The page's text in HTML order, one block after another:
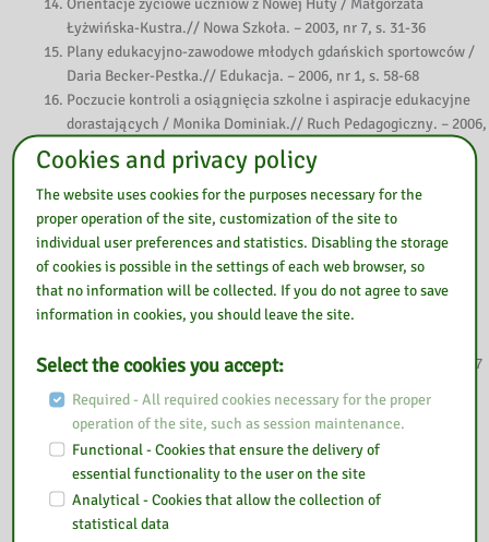
Łyżwińska-Kustra.// Nowa Szkoła. – 2003, nr 7, s. 31-36
Plany edukacyjno-zawodowe młodych gdańskich sportowców /
Daria Becker-Pestka.// Edukacja. – 2006, nr 1, s. 58-68
Poczucie kontroli a osiągnięcia szkolne i aspiracje edukacyjne
dorastających / Monika Dominiak.// Ruch Pedagogiczny. – 2006,
nr 5/6, s. 81-91
Poglądy i aspiracje życiowe uczniów / Mikołaj Jalinik.//
Edukacja i Dialog. – 1994, nr 6, s. 34-37
Promocja osiągnięć uczniów i absolwentów szkoły / Magdalena
Kreczko.// Dyrektor Szkoły. – 2007, nr 3, s. 51
Przemiany aspiracji edukacyjnych młodzieży (1945-2004)
/Małgorzata Bogaj. // Edukacja. – 2005, nr 3, s. 38-45
Realizacja przez dyrektora szkoły wymagania 3.2. w praktyce.
Lewandowski.// Doradca Dyrektora Szkoły. – 2012, nr 1, s. 44-47
intelektualną w stopniu lekkim po ukończeniu nauki w szkole
zawodowej / Michał J. Gacek, Jolanta Nycz.//
Niepełnosprawność i Rehabilitacja. – 2014, nr 2. s. 95-106
Szkolna edukacja zawodowa w aspekcie zatrudnienia / Urszula
Jeruszka.// Studia Pedagogiczne. – 2012, T. 65, s. 217-233
Toruńscy maturzyści w sytuacji koniecznego wyboru – plany
Cookies and privacy policy
The website uses cookies for the purposes necessary for the
proper operation of the site, customization of the site to
individual user preferences and statistics. Disabling the storage
of cookies is possible in the settings of each web browser, so
that no information will be collected. If you do not agree to save
information in cookies, you should leave the site.
Select the cookies you accept:
Required - All required cookies necessary for the proper
operation of the site, such as session maintenance.
Functional - Cookies that ensure the delivery of
essential functionality to the user on the site
Analytical - Cookies that allow the collection of
statistical data